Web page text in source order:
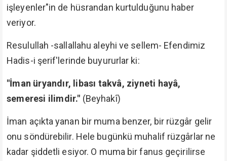
işleyenler"in de hüsrandan kurtulduğunu haber
veriyor.
Resulullah -sallallahu aleyhi ve sellem- Efendimiz
Hadis-i şerif'lerinde buyururlar ki:
"İman üryandır, libası takvâ, ziyneti hayâ,
semeresi ilimdir." (Beyhakî)
İman açıkta yanan bir muma benzer, bir rüzgâr gelir
onu söndürebilir. Hele bugünkü muhalif rüzgârlar ne
kadar şiddetli esiyor. O muma bir fanus geçirilirse